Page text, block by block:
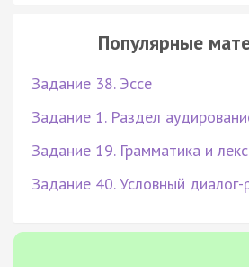
Популярные
Задание 38. Эссе
Задание 1. Раздел
Задание 19. Грамматика и
Задание 40. Условный диалог-